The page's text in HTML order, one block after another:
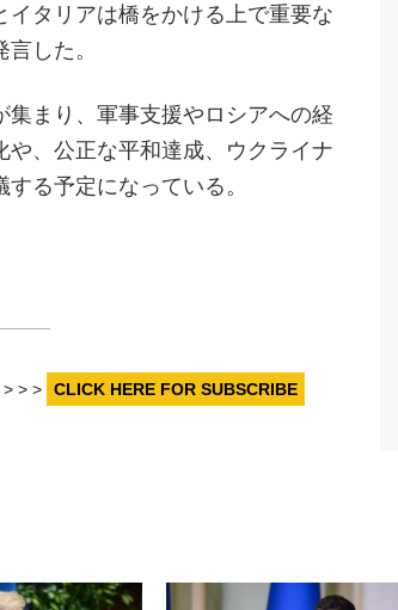
タリアは橋をかける上で重要な
した。
まり、軍事支援やロシアへの経
、公正な平和達成、ウクライナ
る予定になっている。
> > CLICK HERE FOR SUBSCRIBE